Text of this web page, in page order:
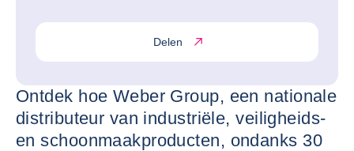
Delen
Ontdek hoe Weber Group, een nationale
distributeur van industriële, veiligheids-
en schoonmaakproducten, ondanks 30